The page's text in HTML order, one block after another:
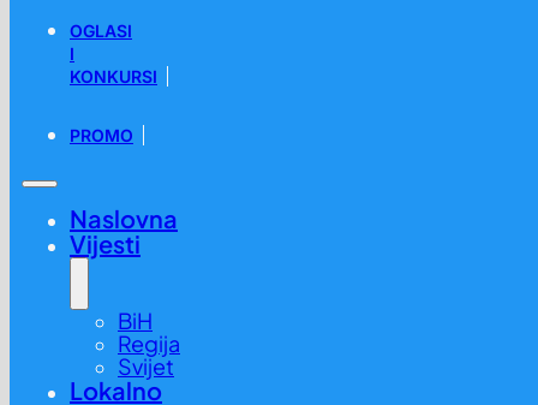
OGLASI
I
KONKURSI
PROMO
Naslovna
Vijesti
BiH
Regija
Svijet
Lokalno